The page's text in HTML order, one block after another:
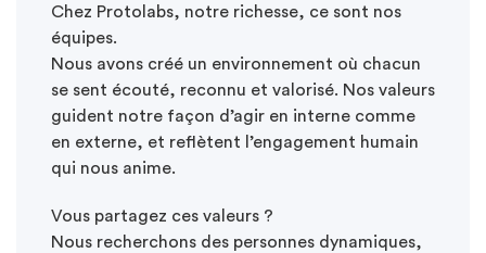
Chez Protolabs, notre richesse, ce sont nos
équipes.
Nous avons créé un environnement où chacun
se sent écouté, reconnu et valorisé. Nos valeurs
guident notre façon d’agir en interne comme
en externe, et reflètent l’engagement humain
qui nous anime.
Vous partagez ces valeurs ?
Nous recherchons des personnes dynamiques,